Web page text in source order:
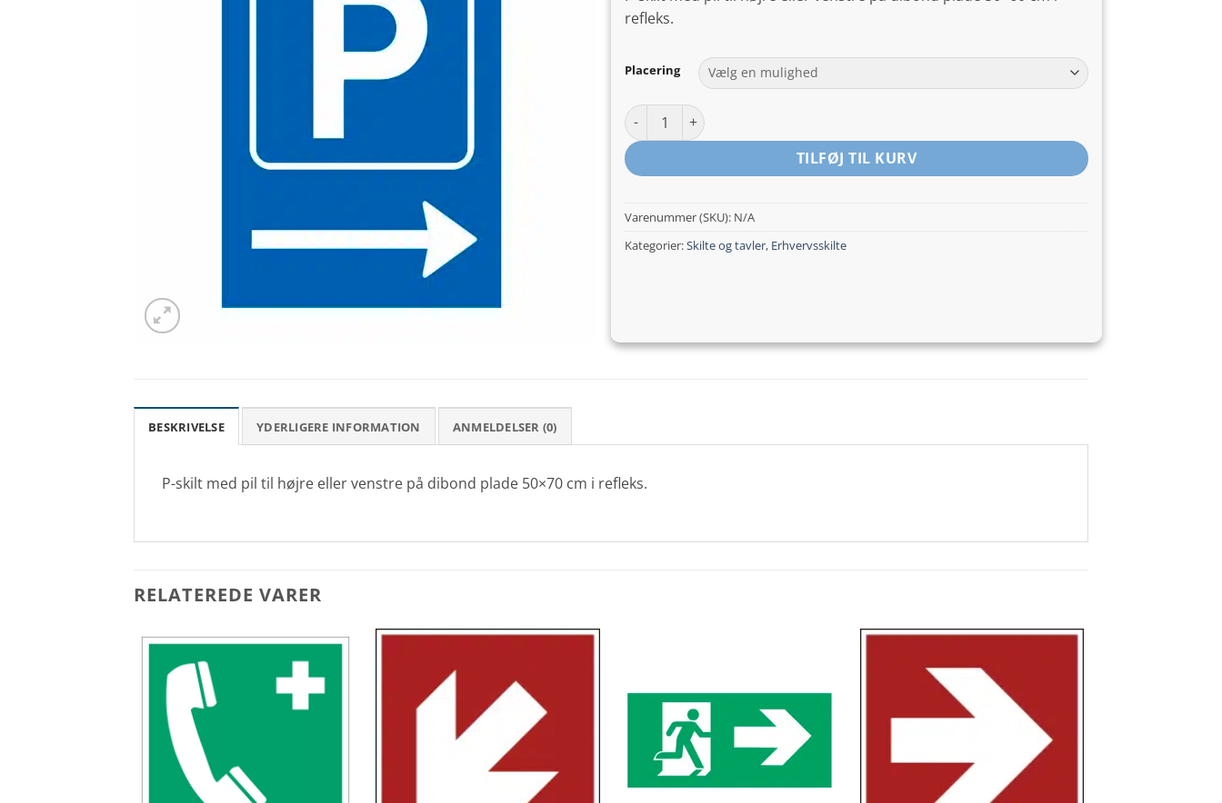
refleks.
Placering
P-skilt med pil antal
TILFØJ TIL KURV
Varenummer (SKU): N/A
Kategorier:Skilte og tavler, Erhvervsskilte
BESKRIVELSE YDERLIGERE INFORMATION ANMELDELSER (0)
P-skilt med pil til højre eller venstre på dibond plade 50×70 cm i refleks.
RELATEREDE VARER